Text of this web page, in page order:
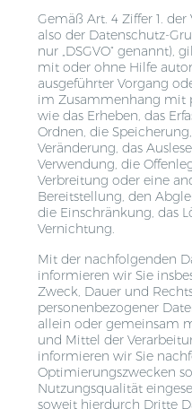
Gemäß Art. 4 Ziffer 1. der
also der Datenschutz-
nur „DSGVO“ genannt),
mit oder ohne Hilfe
ausgeführter Vorgang
im Zusammenhang mit
wie das Erheben, das
Ordnen, die
Veränderung, das
Verwendung, die
Verbreitung oder eine
Bereitstellung, den
die Einschränkung, das
Vernichtung.
Mit der nachfolgenden
informieren wir Sie
Zweck, Dauer und
personenbezogener
allein oder gemeinsam
und Mittel der
informieren wir Sie
Optimierungszwecken
Nutzungsqualität
soweit hierdurch Dritte